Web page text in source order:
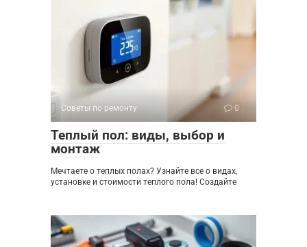
Советы по ремонту 0
Теплый пол: виды, выбор и
монтаж
Мечтаете о теплых полах? Узнайте все о видах,
установке и стоимости теплого пола! Создайте